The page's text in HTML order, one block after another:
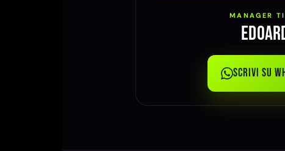
MANAGER
Scrivi su